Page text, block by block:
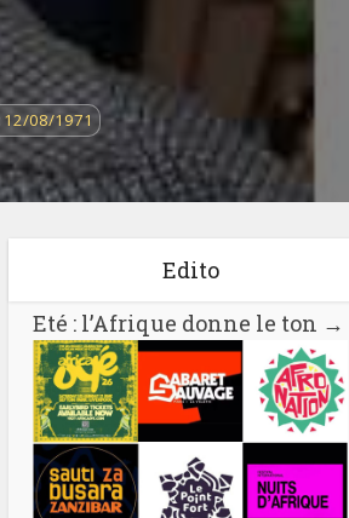
12/08/1971
Edito
Eté : l’Afrique donne le ton →